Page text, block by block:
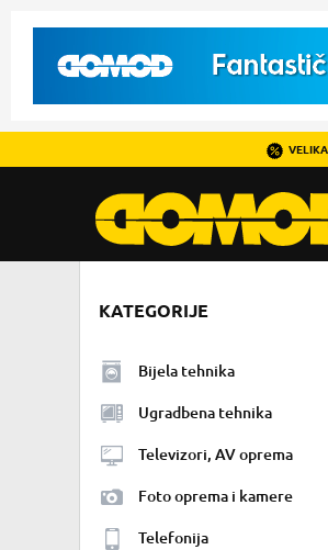
KATEGORIJE
Bijela tehnika
Ugradbena tehnika
Televizori, AV oprema
Foto oprema i kamere
Telefonija